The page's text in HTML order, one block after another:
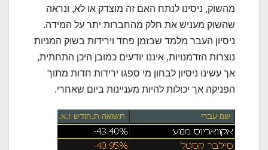
מהשוק, ניסינו לנתח האם זה מוצדק או לא, ונראה
שהשוק מעניש את חלק מהחברות יתר על המידה.
ניסיון העבר מלמד שבזמן פחד וירידות בשוק המניות
נוצרות הזדמנויות, איננו יודעים כמובן היכן התחתית,
אך עשינו ניסיון לבחון מי ספגו ירידות חדות מתוך
הפניקה אך יכולות להיות מעניינות ביום שאחרי.